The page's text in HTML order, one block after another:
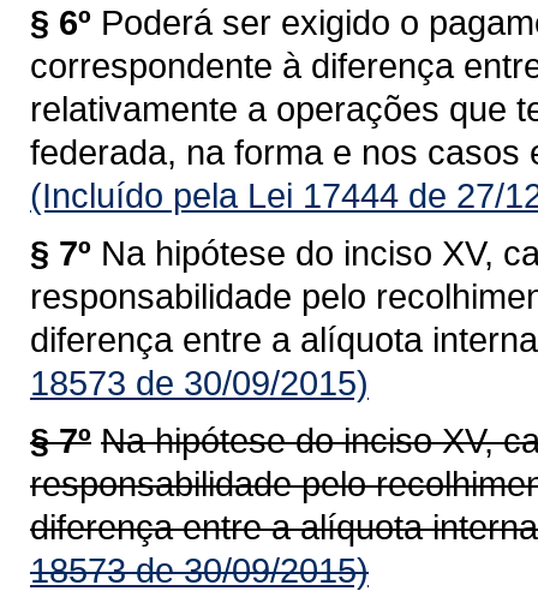
§ 6º Poderá ser exigido o
correspondente à diferença
relativamente a operações que
federada, na forma e nos casos
(Incluído pela Lei 17444 de 27/
§ 7º Na hipótese do inciso XV,
responsabilidade pelo
diferença entre a alíquota
18573 de 30/09/2015)
§ 7º Na hipótese do inciso XV,
responsabilidade pelo
diferença entre a alíquota
18573 de 30/09/2015)